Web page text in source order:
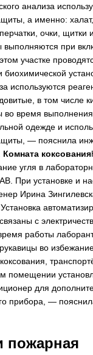
анализа
а именно:
очки, щитки
выполняются при
участке
биохимической
используются
в том числе
во время
одежде и
— пояснила
Комната коксования
угля в
При установке и
Ирина
с
работы
во
помещении
для
прибора, —
пожарная